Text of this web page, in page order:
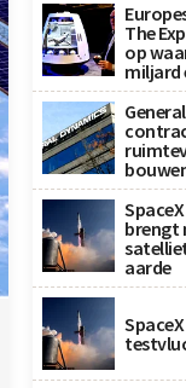
The
op
miljard
brengt
aarde